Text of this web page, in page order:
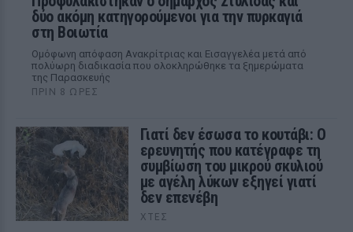
δύο ακόμη κατηγορούμενοι για την πυρκαγιά
στη Βοιωτία
Ομόφωνη απόφαση Ανακρίτριας και Εισαγγελέα μετά από
πολύωρη διαδικασία που ολοκληρώθηκε τα ξημερώματα
της Παρασκευής
ΠΡΙΝ 8 ΏΡΕΣ
Γιατί δεν έσωσα το κουτάβι: Ο
ερευνητής που κατέγραφε τη
συμβίωση του μικρού σκυλιού
με αγέλη λύκων εξηγεί γιατί
δεν επενέβη
ΧΤΕΣ